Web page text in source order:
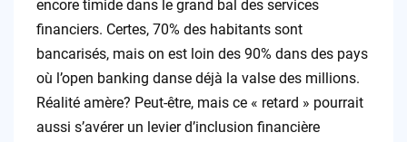
encore timide dans le grand bal des services
financiers. Certes, 70% des habitants sont
bancarisés, mais on est loin des 90% dans des pays
où l’open banking danse déjà la valse des millions.
Réalité amère? Peut-être, mais ce « retard » pourrait
aussi s’avérer un levier d’inclusion financière